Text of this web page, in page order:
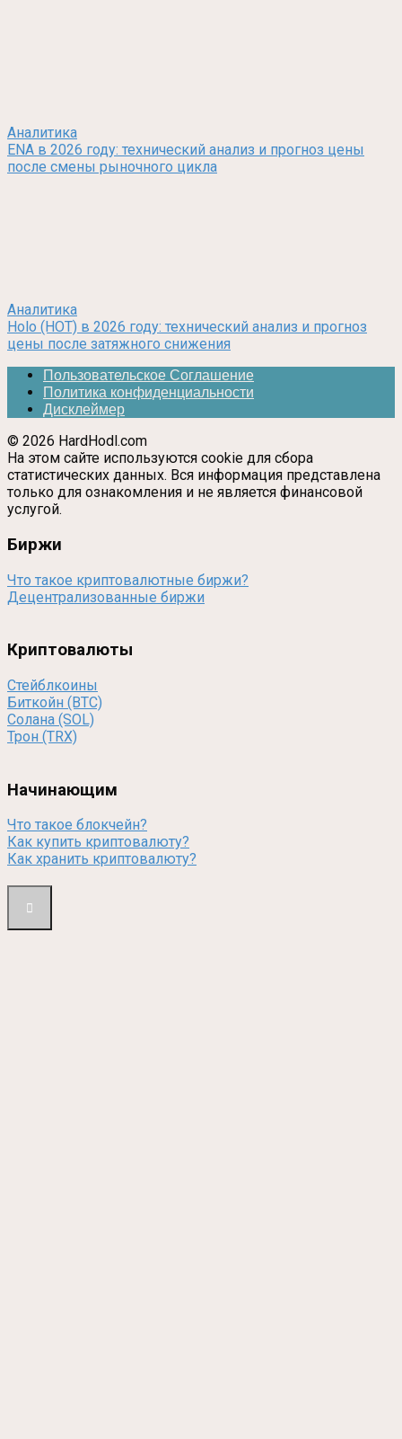
Аналитика
ENA в 2026 году: технический анализ и прогноз цены
после смены рыночного цикла
Аналитика
Holo (HOT) в 2026 году: технический анализ и прогноз
цены после затяжного снижения
Пользовательское Соглашение
Политика конфиденциальности
Дисклеймер
© 2026 HardHodl.com
На этом сайте используются cookie для сбора
статистических данных. Вся информация представлена
только для ознакомления и не является финансовой
услугой.
Биржи
Что такое криптовалютные биржи?
Децентрализованные биржи
Криптовалюты
Стейблкоины
Биткойн (BTC)
Солана (SOL)
Трон (TRX)
Начинающим
Что такое блокчейн?
Как купить криптовалюту?
Как хранить криптовалюту?